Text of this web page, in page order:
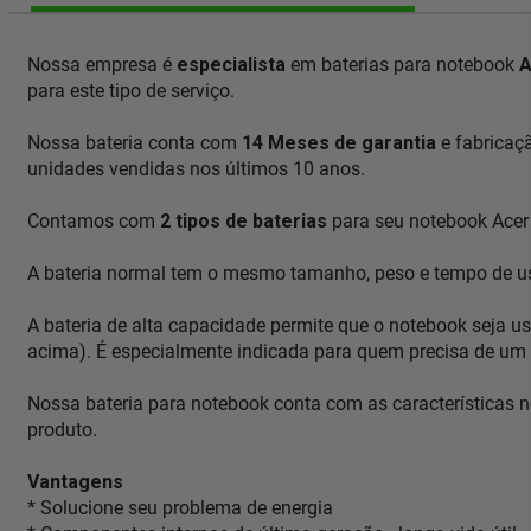
Nossa empresa é especialista em baterias para notebook
para este tipo de serviço.
Nossa bateria conta com 14 Meses de garantia e
unidades vendidas nos últimos 10 anos.
Contamos com 2 tipos de baterias para seu notebook
A bateria normal tem o mesmo tamanho, peso e tempo de
A bateria de alta capacidade permite que o notebook seja
acima). É especialmente indicada para quem precisa de um
Nossa bateria para notebook conta com as características
produto.
Vantagens
* Solucione seu problema de energia